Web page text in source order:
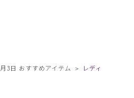
3日 おすすめアイテム
レディ